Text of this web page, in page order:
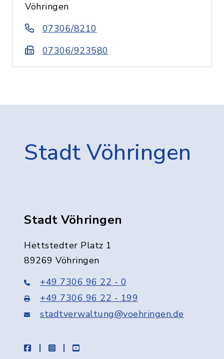
Vöhringen
07306/8210
07306/923580
Stadt Vöhringen
Stadt Vöhringen
Hettstedter Platz 1
89269 Vöhringen
+49 7306 96 22 - 0
+49 7306 96 22 - 199
stadtverwaltung@voehringen.de
facebookinstagramyoutube